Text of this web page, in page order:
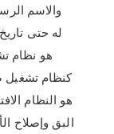
كنظام تشغيل
هو النظام
البق وإصلاح